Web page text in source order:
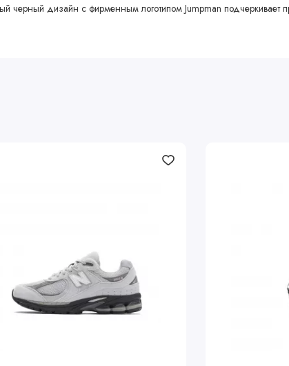
черный дизайн с фирменным логотипом Jumpman подчеркивает